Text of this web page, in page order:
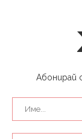
Абонирай